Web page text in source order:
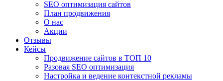
SEO оптимизация сайтов
План продвижения
О нас
Акции
Отзывы
Кейсы
Продвижение сайтов в ТОП 10
Разовая SEO оптимизация
Настройка и ведение контекстной рекламы